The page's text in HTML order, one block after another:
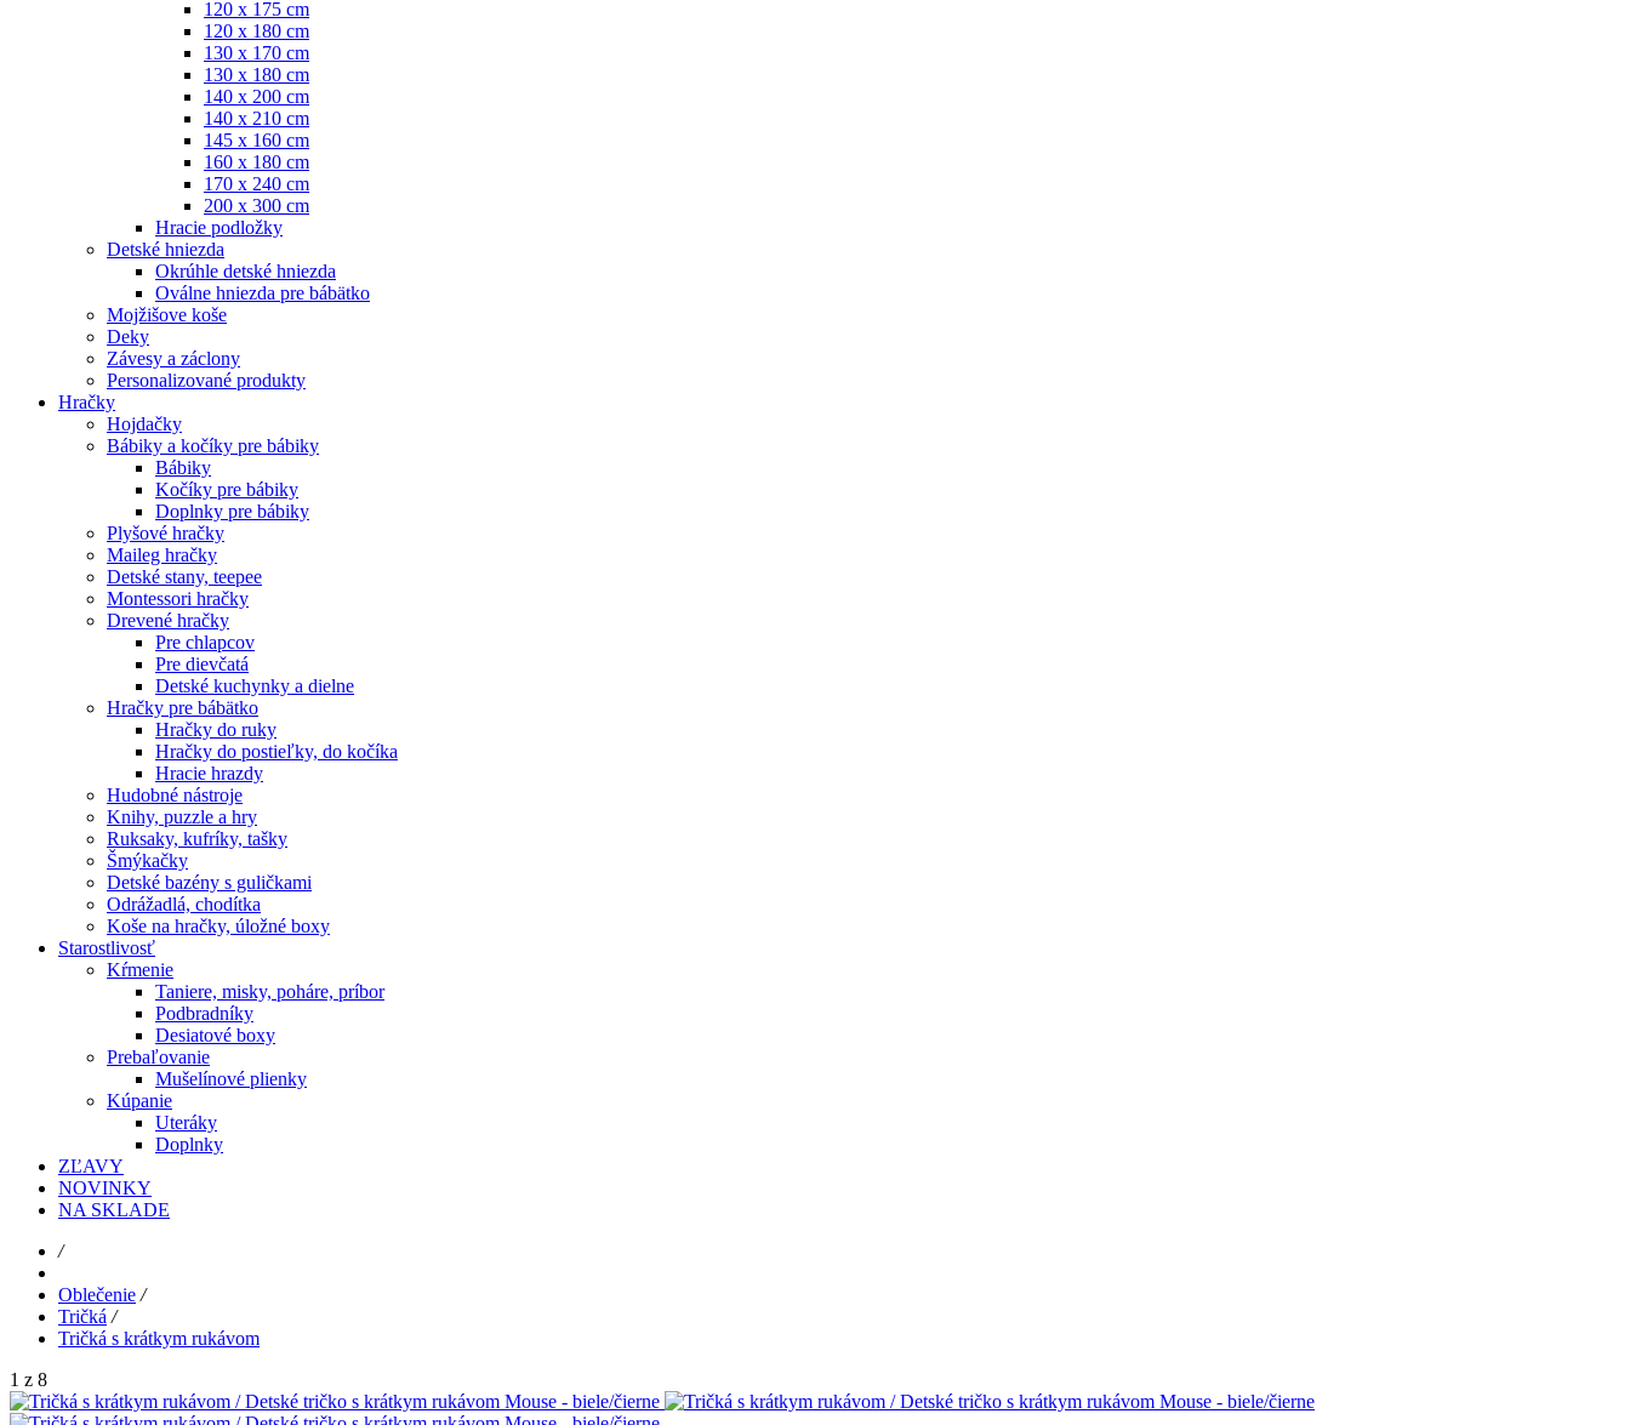
120 x 175 cm
120 x 180 cm
130 x 170 cm
130 x 180 cm
140 x 200 cm
140 x 210 cm
145 x 160 cm
160 x 180 cm
170 x 240 cm
200 x 300 cm
Hracie podložky
Detské hniezda
Okrúhle detské hniezda
Oválne hniezda pre bábätko
Mojžišove koše
Deky
Závesy a záclony
Personalizované produkty
Hračky
Hojdačky
Bábiky a kočíky pre bábiky
Bábiky
Kočíky pre bábiky
Doplnky pre bábiky
Plyšové hračky
Maileg hračky
Detské stany, teepee
Montessori hračky
Drevené hračky
Pre chlapcov
Pre dievčatá
Detské kuchynky a dielne
Hračky pre bábätko
Hračky do ruky
Hračky do postieľky, do kočíka
Hracie hrazdy
Hudobné nástroje
Knihy, puzzle a hry
Ruksaky, kufríky, tašky
Šmýkačky
Detské bazény s guličkami
Odrážadlá, chodítka
Koše na hračky, úložné boxy
Starostlivosť
Kŕmenie
Taniere, misky, poháre, príbor
Podbradníky
Desiatové boxy
Prebaľovanie
Mušelínové plienky
Kúpanie
Uteráky
Doplnky
ZĽAVY
NOVINKY
NA SKLADE
/
Oblečenie /
Tričká /
Tričká s krátkym rukávom
1 z 8